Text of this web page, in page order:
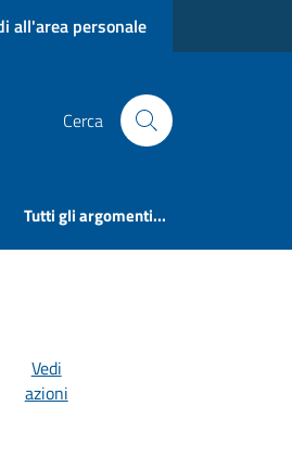
all'area personale
Cerca
Tutti gli argomenti...
Vedi
azioni